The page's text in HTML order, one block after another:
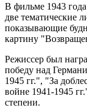
В фильме 1943
две тематические
показывающие
картину
Режиссер был
победу над
1945 гг.", "За
войне 1941-1945
степени.